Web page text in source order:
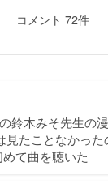
コメント 72件
鈴木みそ先生の
見たことなかった
て曲を聴いた